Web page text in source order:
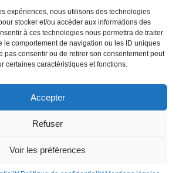
expériences, nous utilisons des technologies
stocker et/ou accéder aux informations des
à ces technologies nous permettra de traiter
le comportement de navigation ou les ID uniques
pas consentir ou de retirer son consentement peut
certaines caractéristiques et fonctions.
Accepter
Refuser
Voir les préférences